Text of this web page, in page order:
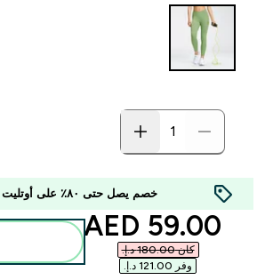
خصم يصل حتى ٨٠٪ على أوتليت الملابس
discounted price
59.00 AED‎
كان ‏180.00 د.إ.‏‎
وفر ‏121.00 د.إ.‏‎